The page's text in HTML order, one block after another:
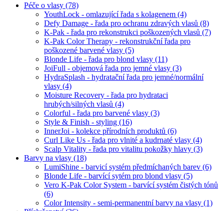
Péče o vlasy (78)
YouthLock - omlazující řada s kolagenem (4)
Defy Damage - řada pro ochranu zdravých vlasů (8)
K-Pak - řada pro rekonstrukci poškozených vlasů (7)
K-Pak Color Therapy - rekonstrukční řada pro
poškozené barvené vlasy (5)
Blonde Life - řada pro blond vlasy (11)
JoiFull - objemová řada pro jemné vlasy (3)
HydraSplash - hydratační řada pro jemné/normální
vlasy (4)
Moisture Recovery - řada pro hydrataci
hrubých/silných vlasů (4)
Colorful - řada pro barvené vlasy (3)
Style & Finish - styling (16)
InnerJoi - kolekce přírodních produktů (6)
Curl Like Us - řada pro vlnité a kudrnaté vlasy (4)
Scalp Vitality - řada pro vitalitu pokožky hlavy (3)
Barvy na vlasy (18)
LumiShine - barvicí systém předmíchaných barev (6)
Blonde Life - barvící sytém pro blond vlasy (5)
Vero K-Pak Color System - barvící systém čistých tónů
(6)
Color Intensity - semi-permanentní barvy na vlasy (1)